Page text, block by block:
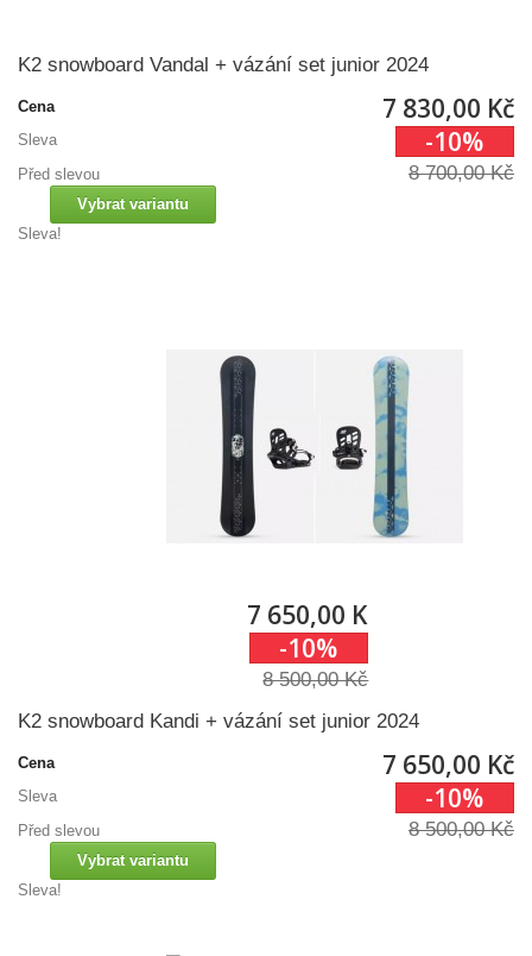
K2 snowboard Vandal + vázání set junior 2024
7 830,00 Kč
Cena
Sleva
-10%
Před slevou 8 700,00 Kč
Vybrat variantu
Sleva!
7 650,00 Kč
-10%
8 500,00 Kč
K2 snowboard Kandi + vázání set junior 2024
7 650,00 Kč
Cena
Sleva
-10%
Před slevou 8 500,00 Kč
Vybrat variantu
Sleva!